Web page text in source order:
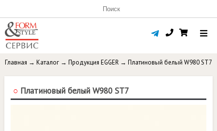
Главная → Каталог → Продукция EGGER → Платиновый белый W980 ST7
○ Платиновый белый W980 ST7